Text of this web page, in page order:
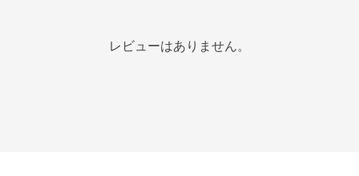
レビューはありません。